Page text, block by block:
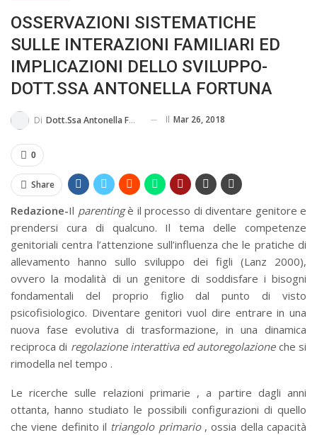
IN...
OSSERVAZIONI SISTEMATICHE
SULLE INTERAZIONI FAMILIARI ED
IMPLICAZIONI DELLO SVILUPPO-
DOTT.SSA ANTONELLA FORTUNA
Di Dott.ssa Antonella Fortuna Il Mar 26, 2018
0
Share
Redazione-Il parentingè il processo di diventare genitore e
prendersi cura di qualcuno. Il tema delle competenze
genitoriali centra l’attenzione sull’influenza che le pratiche di
allevamento hanno sullo sviluppo dei figli (Lanz 2000),
ovvero la modalità di un genitore di soddisfare i bisogni
fondamentali del proprio figlio dal punto di visto
psicofisiologico. Diventare genitori vuol dire entrare in una
nuova fase evolutiva di trasformazione, in una dinamica
reciproca di regolazione interattiva ed autoregolazioneche si
rimodella nel tempo .
Le ricerche sulle relazioni primarie , a partire dagli anni
ottanta, hanno studiato le possibili configurazioni di quello
che viene definito il triangolo primario, ossia della capacità